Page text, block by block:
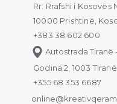
Rr. Rrafshi i Kosovës
10000 Prishtinë,
+383 38 602 600
Autostrada Tiranë
Godina 2, 1003
+355 68 353 6687